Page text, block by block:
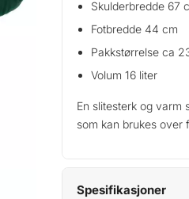
Skulderbredde 67
Fotbredde 44 cm
Pakkstørrelse ca
Volum 16 liter
En slitesterk og varm
som kan brukes over
Spesifikasjoner